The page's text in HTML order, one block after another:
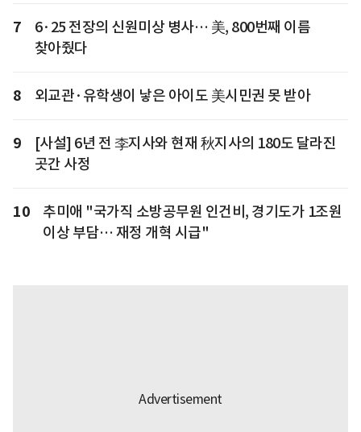
7
6·25 전장의 신원미상 병사… 美, 800번째 이름
찾아줬다
8 외교관·유학생이 낳은 아이도 美시민권 못 받아
9
[사설] 6년 전 李지사와 현재 秋지사의 180도 달라진
곳간 사정
10
추미애 "국가직 소방공무원 인건비, 경기도가 1조원
이상 부담… 재정 개혁 시급"